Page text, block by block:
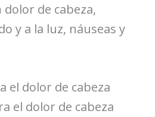
de cabeza,
y a la luz, náuseas y
el dolor de cabeza
el dolor de cabeza